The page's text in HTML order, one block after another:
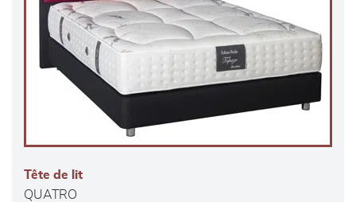
Tête de lit
QUATRO